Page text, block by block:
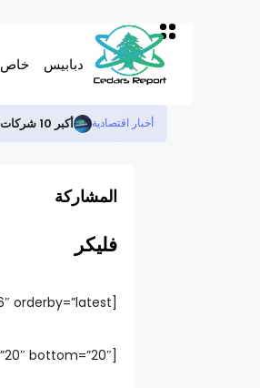
دبابيس خاص
أخبار اقتصادية أكبر 10 شركات في العالم.. “إنفيديا” تحلق نحو قمة 5.5 تريليون دولار
المشاركة
فليكر
[flickr id=”44304079@N05″ number=”6″ orderby=”latest”]
[divider style=”double” top=”20″ bottom=”20″]